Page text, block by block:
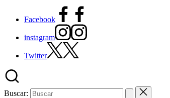
Facebook
instagram
Twitter
Buscar: